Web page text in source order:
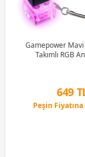
Gamepower Mavi
Takımlı RGB
649
Peşin